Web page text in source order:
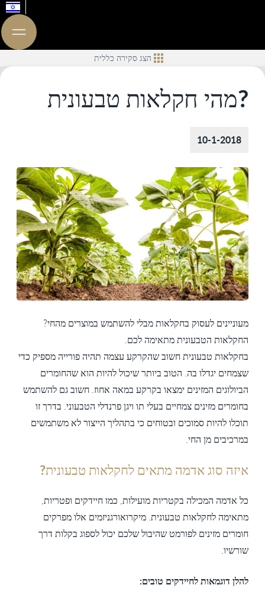
הצג סקירה כללית
?מהי חקלאות טבעונית
10-1-2018
מעוניינים לעסוק בחקלאות מבלי להשתמש במוצרים מהחי?
החקלאות הטבעונית מתאימה לכם.
בחקלאות טבעונית חשוב שהקרקע עצמה תהיה פורייה מספיק כדי
שצמחים יגדלו בה. הטוב ביותר שיכול להיות הוא שהחומרים
הביולוגים המזינים ימצאו בקרקע במאה אחוז. חשוב גם להשתמש
בחומרים מזינים צמחיים בעלי תו ויגן פרנדלי הטבעוני. בדרך זו
תוכלו להיות סמוכים ובטוחים כי בתהליך הייצור לא משתמשים
במרכיבים מן החי.
איזה סוג אדמה מתאים לחקלאות טבעונית?
כל אדמה המכילה בקטריות מועילות, כמו חיידקים ופטריות,
מתאימה לחקלאות טבעונית. מיקרואורגניזמים אלו מפרקים
חומרים מזינים לפורמט שהיבול שלכם יכול לספוג בקלות דרך
שורשיו.
להלן דוגמאות לחיידקים טובים: